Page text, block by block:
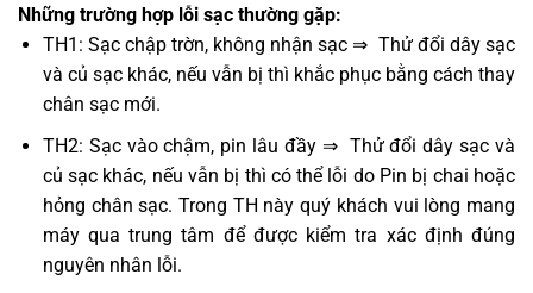
Những trường hợp lỗi sạc thường gặp:
TH1: Sạc chập trờn, không nhận sạc ⇒ Thử đổi dây sạc
và củ sạc khác, nếu vẫn bị thì khắc phục bằng cách thay
chân sạc mới.
TH2: Sạc vào chậm, pin lâu đầy ⇒ Thử đổi dây sạc và
củ sạc khác, nếu vẫn bị thì có thể lỗi do Pin bị chai hoặc
hỏng chân sạc. Trong TH này quý khách vui lòng mang
máy qua trung tâm để được kiểm tra xác định đúng
nguyên nhân lỗi.